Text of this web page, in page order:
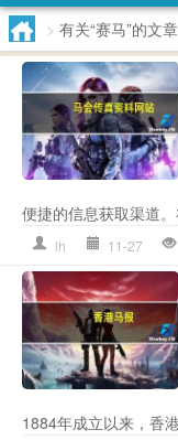
> 有关“赛马”的文章
便捷的信息获取渠道
lh 11-27
1884年成立以来，香